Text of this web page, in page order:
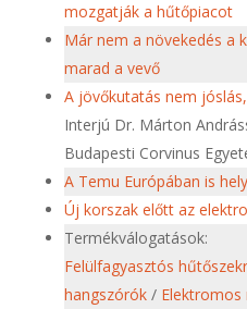
mozgatják a hűtőpiacot
Már nem a növekedés a
marad a vevő
A jövőkutatás nem
Interjú Dr. Márton
Budapesti Corvinus
A Temu Európában is
Új korszak előtt az
Termékválogatások:
Felülfagyasztós
hangszórók/ Elektromos